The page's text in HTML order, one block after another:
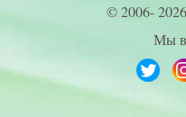
Фотогалерея
© 2006-
Мы в